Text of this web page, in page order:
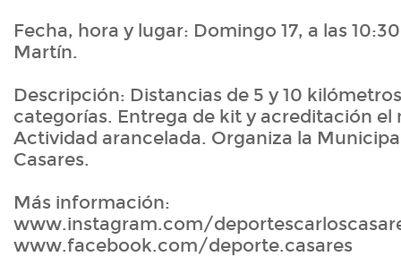
Fecha, hora y lugar: Domingo 17, a las
Martín.
Descripción: Distancias de 5 y 10
categorías. Entrega de kit y acreditación el
Actividad arancelada. Organiza la
Casares.
Más información:
www.instagram.com/
www.facebook.com/deporte.casares